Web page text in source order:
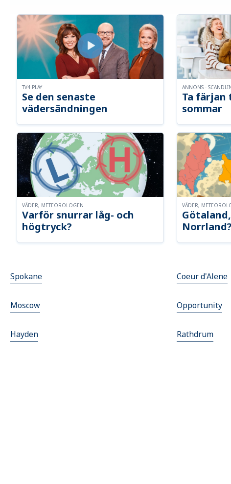
Se den senaste
vädersändningen
TV4 PLAY
Ta färjan
sommar
ANNONS -
Varför snurrar låg- och
högtryck?
VÄDER, METEOROLOGEN
Norrland?
VÄDER,
Spokane Coeur d'Alene
Moscow Opportunity
Hayden Rathdrum